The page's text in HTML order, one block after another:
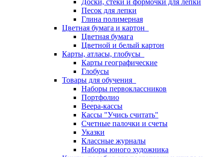
Доски, стеки и формочки для лепки
Песок для лепки
Глина полимерная
Цветная бумага и картон
Цветная бумага
Цветной и белый картон
Карты, атласы, глобусы
Карты географические
Глобусы
Товары для обучения
Наборы первоклассников
Портфолио
Веера-кассы
Кассы "Учись считать"
Счетные палочки и счеты
Указки
Классные журналы
Наборы юного художника